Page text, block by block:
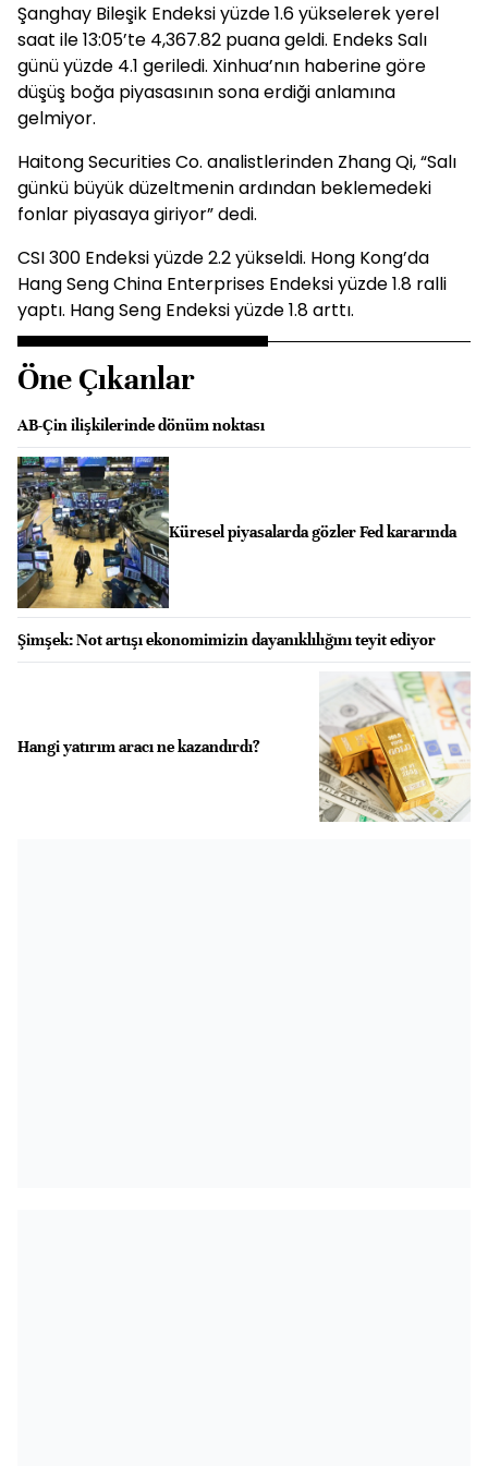
Şanghay Bileşik Endeksi yüzde 1.6 yükselerek yerel
saat ile 13:05’te 4,367.82 puana geldi. Endeks Salı
günü yüzde 4.1 geriledi. Xinhua’nın haberine göre
düşüş boğa piyasasının sona erdiği anlamına
gelmiyor.
Haitong Securities Co. analistlerinden Zhang Qi, “Salı
günkü büyük düzeltmenin ardından beklemedeki
fonlar piyasaya giriyor” dedi.
CSI 300 Endeksi yüzde 2.2 yükseldi. Hong Kong’da
Hang Seng China Enterprises Endeksi yüzde 1.8 ralli
yaptı. Hang Seng Endeksi yüzde 1.8 arttı.
Öne Çıkanlar
AB-Çin ilişkilerinde dönüm noktası
Küresel piyasalarda gözler Fed kararında
Şimşek: Not artışı ekonomimizin dayanıklılığını teyit ediyor
Hangi yatırım aracı ne kazandırdı?